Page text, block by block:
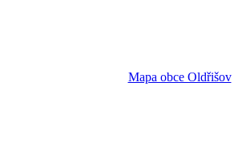
Mapa obce Oldřišov